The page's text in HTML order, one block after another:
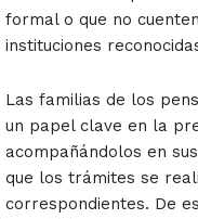
formal o que no
instituciones
Las familias de los
un papel clave en la
acompañándolos en
que los trámites se
correspondientes. De